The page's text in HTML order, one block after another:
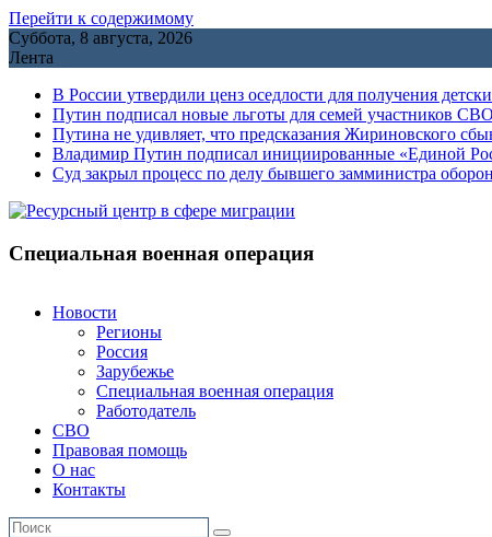
Перейти к содержимому
Суббота, 8 августа, 2026
Лента
В России утвердили ценз оседлости для получения
Путин подписал новые льготы для семей участников
Путина не удивляет, что предсказания Жириновского
Владимир Путин подписал инициированные «Единой
Cуд закрыл процесс по делу бывшего замминистра
Специальная военная операция
Новости
Регионы
Россия
Зарубежье
Специальная военная операция
Работодатель
СВО
Правовая помощь
О нас
Контакты